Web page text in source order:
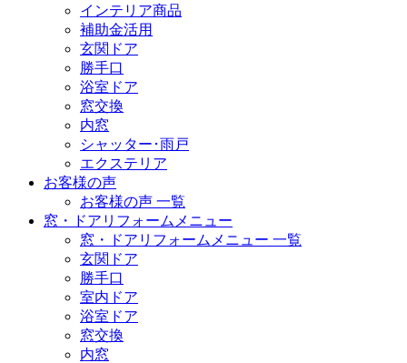
インテリア商品
補助金活用
玄関ドア
勝手口
浴室ドア
窓交換
内窓
シャッター･雨戸
エクステリア
お客様の声
お客様の声 一覧
窓・ドアリフォームメニュー
窓・ドアリフォームメニュー 一覧
玄関ドア
勝手口
室内ドア
浴室ドア
窓交換
内窓